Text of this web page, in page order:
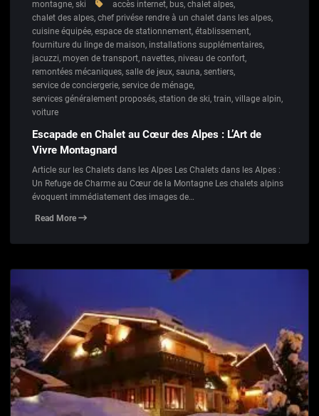
montagne, ski accès internet, bus, chalet alpes,
chalet des alpes, chef privése rendre à un chalet dans les alpes,
cuisine équipée, espace de stationnement, établissement,
fourniture du linge de maison, installations supplémentaires,
jacuzzi, moyen de transport, navettes, niveau de confort,
remontées mécaniques, salle de jeux, sauna, sentiers,
service de conciergerie, service de ménage,
services généralement proposés, station de ski, train, village alpin,
voiture
Escapade en Chalet au Cœur des Alpes : L’Art de
Vivre Montagnard
Article sur les Chalets dans les Alpes Les Chalets dans les Alpes :
Un Refuge de Charme au Cœur de la Montagne Les chalets alpins
évoquent immédiatement des images de…
Read More